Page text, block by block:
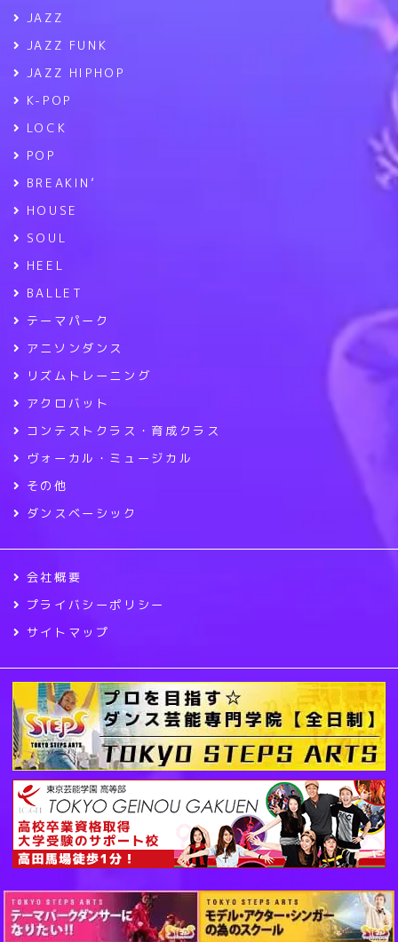
JAZZ
JAZZ FUNK
JAZZ HIPHOP
K-POP
LOCK
POP
BREAKIN’
HOUSE
SOUL
HEEL
BALLET
テーマパーク
アニソンダンス
リズムトレーニング
アクロバット
コンテストクラス・育成クラス
ヴォーカル・ミュージカル
その他
ダンスベーシック
会社概要
プライバシーポリシー
サイトマップ